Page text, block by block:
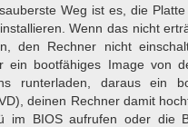
Weg ist es, die
Wenn das nicht
den Rechner nicht
ein bootfähiges Image von
runterladen, daraus ein
deinen Rechner damit
im BIOS aufrufen oder die